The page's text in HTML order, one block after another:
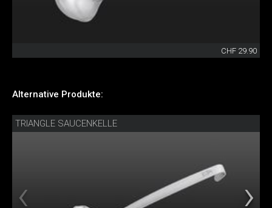
CHF 29.90
Alternative Produkte:
TRIANGLE SAUCENKELLE